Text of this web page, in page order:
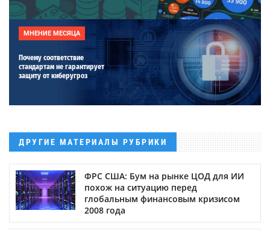
МНЕНИЕ МЕСЯЦА
Почему соответствие
стандартам не гарантирует
защиту от киберугроз
ДРУГИЕ МАТЕРИАЛЫ РУБРИКИ
ФРС США: Бум на рынке ЦОД для ИИ
похож на ситуацию перед
глобальным финансовым кризисом
2008 года